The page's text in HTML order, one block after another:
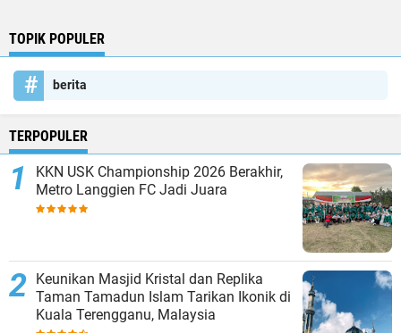
TOPIK POPULER
berita
TERPOPULER
KKN USK Championship 2026 Berakhir,
Metro Langgien FC Jadi Juara
Keunikan Masjid Kristal dan Replika
Taman Tamadun Islam Tarikan Ikonik di
Kuala Terengganu, Malaysia